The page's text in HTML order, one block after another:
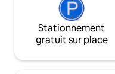
Stationnement
gratuit sur place